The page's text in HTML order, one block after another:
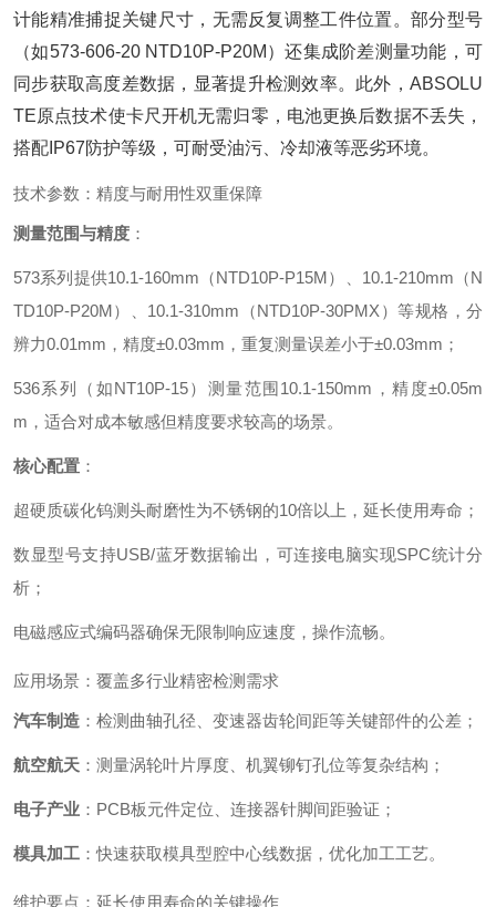
计能精准捕捉关键尺寸，无需反复调整工件位置。部分型号
（如573-606-20 NTD10P-P20M）还集成阶差测量功能，可
同步获取高度差数据，显著提升检测效率。此外，ABSOLU
TE原点技术使卡尺开机无需归零，电池更换后数据不丢失，
搭配IP67防护等级，可耐受油污、冷却液等恶劣环境。
技术参数：精度与耐用性双重保障
测量范围与精度 ‌：
573系列提供10.1-160mm（NTD10P-P15M）、10.1-210mm（N
TD10P-P20M）、10.1-310mm（NTD10P-30PMX）等规格，分
辨力0.01mm，精度±0.03mm，重复测量误差小于±0.03mm；
536系列（如NT10P-15）测量范围10.1-150mm，精度±0.05m
m，适合对成本敏感但精度要求较高的场景。
核心配置 ‌：
超硬质碳化钨测头耐磨性为不锈钢的10倍以上，延长使用寿命；
数显型号支持USB/蓝牙数据输出，可连接电脑实现SPC统计分
析；
电磁感应式编码器确保无限制响应速度，操作流畅。
应用场景：覆盖多行业精密检测需求
汽车制造 ‌：检测曲轴孔径、变速器齿轮间距等关键部件的公差；
航空航天 ‌：测量涡轮叶片厚度、机翼铆钉孔位等复杂结构；
电子产业 ‌：PCB板元件定位、连接器针脚间距验证；
模具加工 ‌：快速获取模具型腔中心线数据，优化加工工艺。
维护要点：延长使用寿命的关键操作